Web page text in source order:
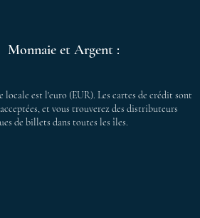
Monnaie et Argent :
locale est l'euro (EUR). Les cartes de crédit sont
et vous trouverez des distributeurs
de billets dans toutes les îles.